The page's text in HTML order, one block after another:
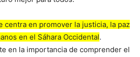
centra en promover la justicia, la paz
en el Sáhara Occidental.
en la importancia de comprender el